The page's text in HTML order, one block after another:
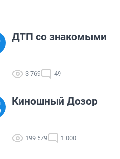
ДТП со знакомыми
3 769 49
Киношный Дозор
199 579 1 000